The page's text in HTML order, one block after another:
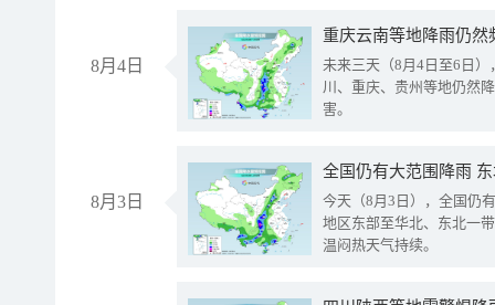
8月4日
重庆云南等地降雨仍然
未来三天（8月4日至6日
川、重庆、贵州等地仍然
害。
8月3日
全国仍有大范围降雨
今天（8月3日），全国仍
地区东部至华北、东北一
温闷热天气持续。